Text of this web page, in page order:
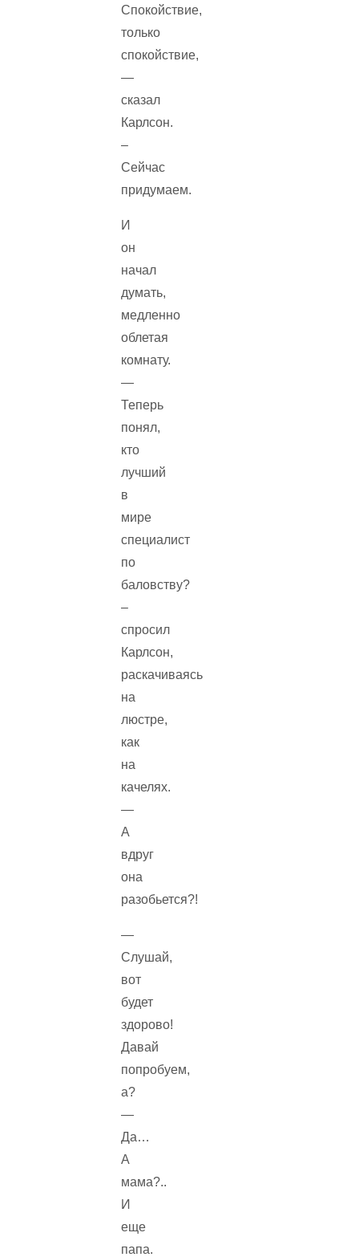
Спокойствие,
только
спокойствие,
—
сказал
Карлсон.
–
Сейчас
придумаем.
И
он
начал
думать,
медленно
облетая
комнату.
—
Теперь
понял,
кто
лучший
в
мире
специалист
по
баловству?
–
спросил
Карлсон,
раскачиваясь
на
люстре,
как
на
качелях.
—
А
вдруг
она
разобьется?!
—
Слушай,
вот
будет
здорово!
Давай
попробуем,
а?
—
Да…
А
мама?..
И
еще
папа.